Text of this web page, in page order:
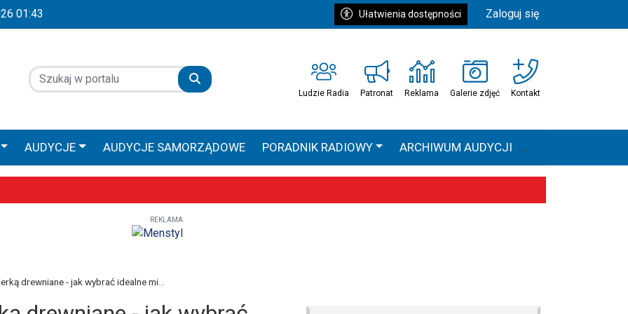
01:43 Ułatwienia dostępności Zaloguj się
Ludzie Radia Patronat Reklama Galerie zdjęć Kontakt
AUDYCJE AUDYCJE SAMORZĄDOWE PORADNIK RADIOWY ARCHIWUM AUDYCJI
GŁOS AUDYCJE SPONSOROWANE PRACA ZAMOŚĆ HEAVEN TOUR
uroczystości już 9–10 maja
Diecezji Zamojsko-Lubaczowskiej
ale większe zaangażowanie religijne – poznaliśmy diecezjalne statystyki
REKLAMA
drewniane - jak wybrać idealne mi...